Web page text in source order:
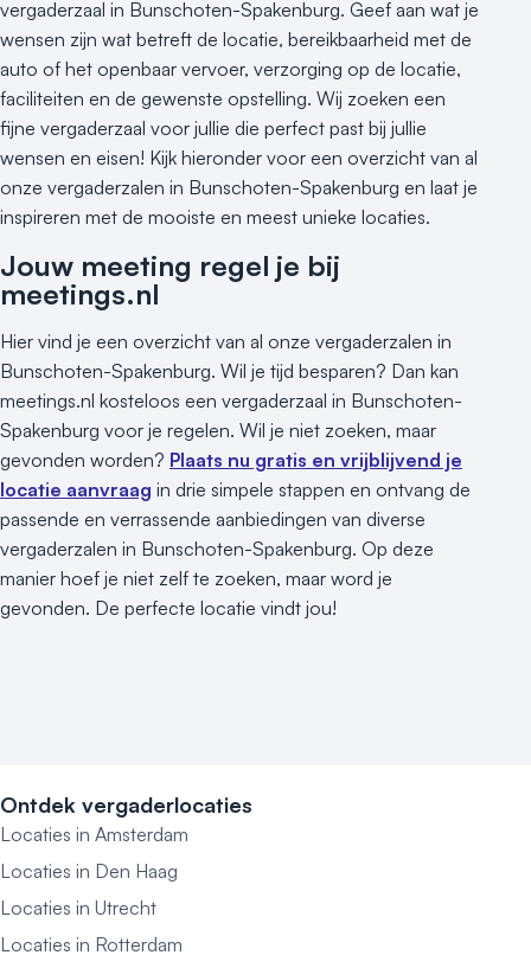
vergaderzaal in Bunschoten-Spakenburg. Geef aan wat je
wensen zijn wat betreft de locatie, bereikbaarheid met de
auto of het openbaar vervoer, verzorging op de locatie,
faciliteiten en de gewenste opstelling. Wij zoeken een
fijne vergaderzaal voor jullie die perfect past bij jullie
wensen en eisen! Kijk hieronder voor een overzicht van al
onze vergaderzalen in Bunschoten-Spakenburg en laat je
inspireren met de mooiste en meest unieke locaties.
Jouw meeting regel je bij
meetings.nl
Hier vind je een overzicht van al onze vergaderzalen in
Bunschoten-Spakenburg. Wil je tijd besparen? Dan kan
meetings.nl kosteloos een vergaderzaal in Bunschoten-
Spakenburg voor je regelen. Wil je niet zoeken, maar
gevonden worden? Plaats nu gratis en vrijblijvend je
locatie aanvraag in drie simpele stappen en ontvang de
passende en verrassende aanbiedingen van diverse
vergaderzalen in Bunschoten-Spakenburg. Op deze
manier hoef je niet zelf te zoeken, maar word je
gevonden. De perfecte locatie vindt jou!
Ontdek vergaderlocaties
Locaties in Amsterdam
Locaties in Den Haag
Locaties in Utrecht
Locaties in Rotterdam